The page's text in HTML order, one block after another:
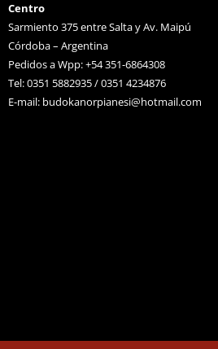
Centro
Sarmiento 375 entre Salta y Av. Maipú
Córdoba – Argentina
Pedidos a Wpp: +54 351-6864308
Tel: 0351 5882935 / 0351 4234876
E-mail: budokanorpianesi@hotmail.com